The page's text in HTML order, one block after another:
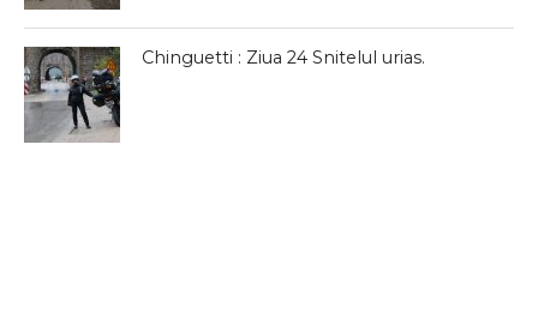
Chinguetti : Ziua 24 Snitelul urias.